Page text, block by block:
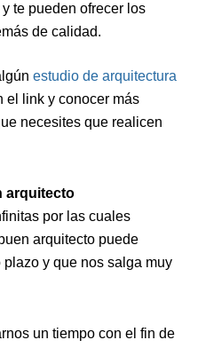
te pueden ofrecer los
de calidad.
estudio de arquitectura
el link y conocer más
necesites que realicen
arquitecto
por las cuales
arquitecto puede
y que nos salga muy
un tiempo con el fin de